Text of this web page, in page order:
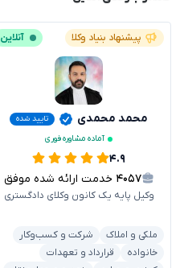
پیشنهاد بنیاد وکلا آنلاین
محمد محمدی
تایید شده
آماده مشاوره فوری
۴.۹
۴۰۵۷ خدمت ارائه شده موفق
وکیل پایه یک کانون وکلای دادگستری
ملکی و املاک
شرکت و کسب‌وکار
خانواده
قرارداد و تعهدات